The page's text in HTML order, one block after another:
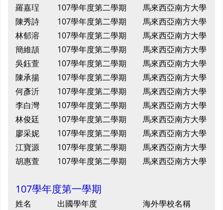
羅嘉珵
107學年度第二學期
馬來西亞南方大學
陳秀詩
107學年度第二學期
馬來西亞南方大學
林郁溶
107學年度第二學期
馬來西亞南方大學
簡維頡
107學年度第二學期
馬來西亞南方大學
吳鈺萱
107學年度第二學期
馬來西亞南方大學
陳承揚
107學年度第二學期
馬來西亞南方大學
何彥沂
107學年度第二學期
馬來西亞南方大學
李白灣
107學年度第二學期
馬來西亞南方大學
林俊廷
107學年度第二學期
馬來西亞南方大學
廖采妮
107學年度第二學期
馬來西亞南方大學
江寶源
107學年度第二學期
馬來西亞南方大學
胡惠萱
107學年度第二學期 馬來西亞南方大學
107學年度第一學期
姓名 出國學年度 海外學校名稱